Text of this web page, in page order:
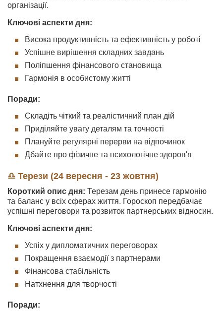
організації.
Ключові аспекти дня:
Висока продуктивність та ефективність у роботі
Успішне вирішення складних завдань
Поліпшення фінансового становища
Гармонія в особистому житті
Поради:
Складіть чіткий та реалістичний план дій
Приділяйте увагу деталям та точності
Плануйте регулярні перерви на відпочинок
Дбайте про фізичне та психологічне здоров'я
♎ Терези (24 вересня - 23 жовтня)
Короткий опис дня: Терезам день принесе гармонію
та баланс у всіх сферах життя. Гороскоп передбачає
успішні переговори та розвиток партнерських відносин.
Ключові аспекти дня:
Успіх у дипломатичних переговорах
Покращення взаємодії з партнерами
Фінансова стабільність
Натхнення для творчості
Поради: